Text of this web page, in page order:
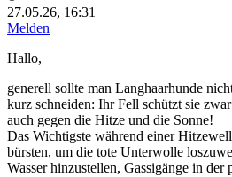
27.05.26, 16:31
Melden
Hallo,
generell sollte man Langhaarhunde
kurz schneiden: Ihr Fell schützt sie
auch gegen die Hitze und die Sonne!
Das Wichtigste während einer
bürsten, um die tote Unterwolle
Wasser hinzustellen, Gassigänge in